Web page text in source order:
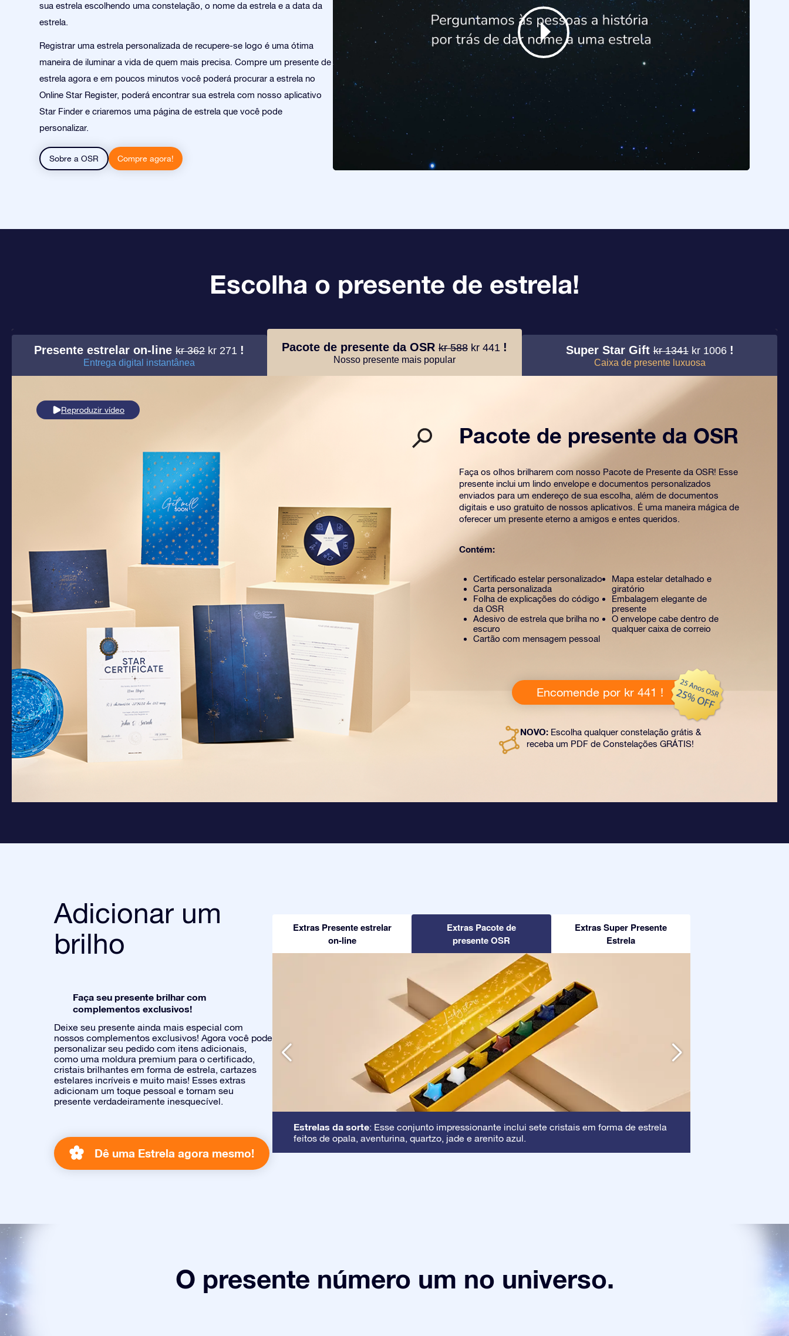
sua estrela escolhendo uma constelação, o nome da estrela e a data da
estrela.
Registrar uma estrela personalizada de recupere-se logo é uma ótima
maneira de iluminar a vida de quem mais precisa. Compre um presente de
estrela agora e em poucos minutos você poderá procurar a estrela no
Online Star Register, poderá encontrar sua estrela com nosso aplicativo
Star Finder e criaremos uma página de estrela que você pode
personalizar.
Sobre a OSR Compre agora!
Escolha o presente de estrela!
Presente estrelar on-linekr 362 kr 271 !
Entrega digital instantânea
Pacote de presente da OSR kr 588 kr 441 !
Nosso presente mais popular
Super Star Giftkr 1341 kr 1006 !
Caixa de presente luxuosa
Reproduzir vídeo
Pacote de presente da OSR
Faça os olhos brilharem com nosso Pacote de Presente da OSR! Esse
presente inclui um lindo envelope e documentos personalizados
enviados para um endereço de sua escolha, além de documentos
digitais e uso gratuito de nossos aplicativos. É uma maneira mágica de
oferecer um presente eterno a amigos e entes queridos.
Contém:
Certificado estelar personalizado
Carta personalizada
Folha de explicações do código
da OSR
Adesivo de estrela que brilha no
escuro
Cartão com mensagem pessoal
Mapa estelar detalhado e
giratório
Embalagem elegante de
presente
O envelope cabe dentro de
qualquer caixa de correio
Encomende por kr 441 !
NOVO:Escolha qualquer constelação grátis &
receba um PDF de Constelações GRÁTIS!
Adicionar um
brilho
Faça seu presente brilhar com
complementos exclusivos!
Deixe seu presente ainda mais especial com
nossos complementos exclusivos! Agora você pode
personalizar seu pedido com itens adicionais,
como uma moldura premium para o certificado,
cristais brilhantes em forma de estrela, cartazes
estelares incríveis e muito mais! Esses extras
adicionam um toque pessoal e tornam seu
presente verdadeiramente inesquecível.
Dê uma Estrela agora mesmo!
Extras Presente estrelar
on-line
Extras Pacote de
presente OSR
Extras Super Presente
Estrela
Estrelas da sorte: Esse conjunto impressionante inclui sete cristais em forma de estrela
feitos de opala, aventurina, quartzo, jade e arenito azul.
O presente número um no universo.